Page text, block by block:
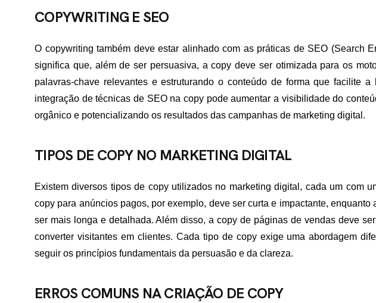
ATENDIDAS
NÓS
COPYWRITING E SEO
O copywriting também deve estar alinhado com as práticas de SEO (Search
significa que, além de ser persuasiva, a copy deve ser otimizada para os
palavras-chave relevantes e estruturando o conteúdo de forma que facilite
integração de técnicas de SEO na copy pode aumentar a visibilidade do
orgânico e potencializando os resultados das campanhas de marketing digital.
TIPOS DE COPY NO MARKETING DIGITAL
Existem diversos tipos de copy utilizados no marketing digital, cada um com
copy para anúncios pagos, por exemplo, deve ser curta e impactante, enquanto
ser mais longa e detalhada. Além disso, a copy de páginas de vendas deve
converter visitantes em clientes. Cada tipo de copy exige uma abordagem
seguir os princípios fundamentais da persuasão e da clareza.
ERROS COMUNS NA CRIAÇÃO DE COPY